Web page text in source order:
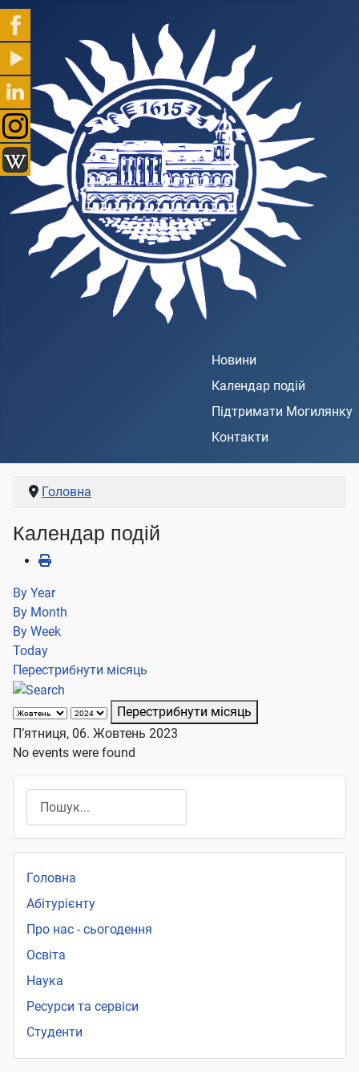
Новини
Календар подій
Підтримати Могилянку
Контакти
Головна
Календар подій
By Year
By Month
By Week
Today
Перестрибнути місяць
Перестрибнути місяць
П’ятниця, 06. Жовтень 2023
No events were found
Головна
Абітурієнту
Про нас - сьогодення
Освіта
Наука
Ресурси та сервіси
Студенти